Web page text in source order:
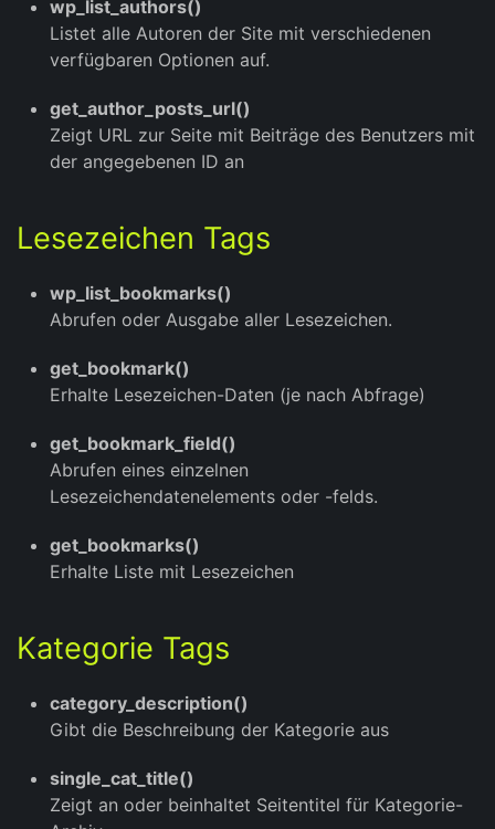
wp_list_authors()
Listet alle Autoren der Site mit verschiedenen
verfügbaren Optionen auf.
get_author_posts_url()
Zeigt URL zur Seite mit Beiträge des Benutzers mit
der angegebenen ID an
Lesezeichen Tags
wp_list_bookmarks()
Abrufen oder Ausgabe aller Lesezeichen.
get_bookmark()
Erhalte Lesezeichen-Daten (je nach Abfrage)
get_bookmark_field()
Abrufen eines einzelnen
Lesezeichendatenelements oder -felds.
get_bookmarks()
Erhalte Liste mit Lesezeichen
Kategorie Tags
category_description()
Gibt die Beschreibung der Kategorie aus
single_cat_title()
Zeigt an oder beinhaltet Seitentitel für Kategorie-